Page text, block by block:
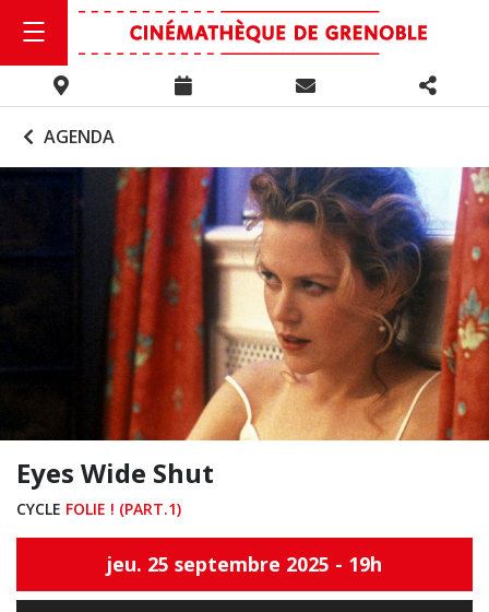
AGENDA
Eyes Wide Shut
CYCLE FOLIE ! (PART.1)
jeu. 25 septembre 2025 - 19h